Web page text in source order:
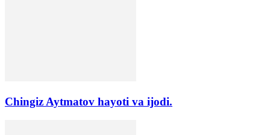
Chingiz Aytmatov hayoti va ijodi.